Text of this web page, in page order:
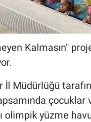
Kalmasın"
İl Müdürlüğü
olimpik yüzme